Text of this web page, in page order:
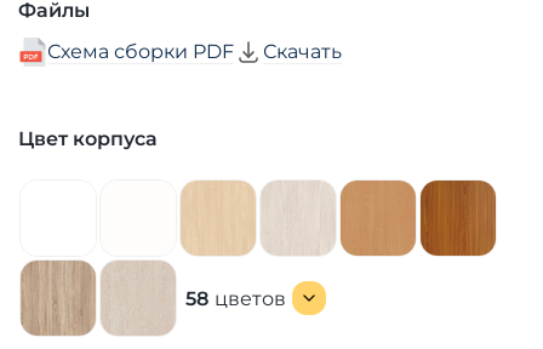
Файлы
Схема сборки PDF
Скачать
Цвет корпуса
58 цветов